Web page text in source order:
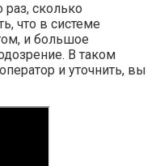
сколько
что в системе
и большое
В таком
и уточнить, вы